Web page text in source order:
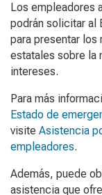
Los empleadores
podrán solicitar al
para presentar
estatales sobre la
intereses.
Para más
Estado de
visite Asistencia
empleadores.
Además, puede
asistencia que